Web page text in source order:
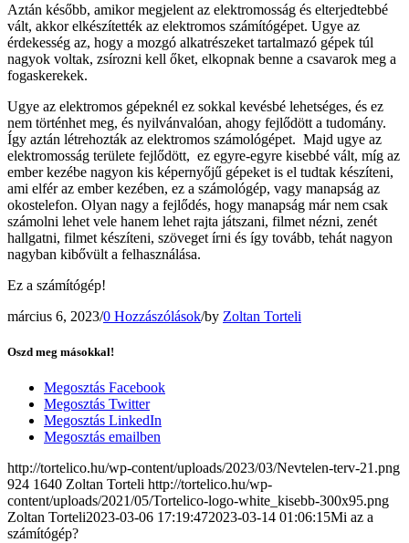
Aztán később, amikor megjelent az elektromosság és elterjedtebbé
vált, akkor elkészítették az elektromos számítógépet. Ugye az
érdekesség az, hogy a mozgó alkatrészeket tartalmazó gépek túl
nagyok voltak, zsírozni kell őket, elkopnak benne a csavarok meg a
fogaskerekek.
Ugye az elektromos gépeknél ez sokkal kevésbé lehetséges, és ez
nem történhet meg, és nyilvánvalóan, ahogy fejlődött a tudomány.
Így aztán létrehozták az elektromos számológépet. Majd ugye az
elektromosság területe fejlődött, ez egyre-egyre kisebbé vált, míg az
ember kezébe nagyon kis képernyőjű gépeket is el tudtak készíteni,
ami elfér az ember kezében, ez a számológép, vagy manapság az
okostelefon. Olyan nagy a fejlődés, hogy manapság már nem csak
számolni lehet vele hanem lehet rajta játszani, filmet nézni, zenét
hallgatni, filmet készíteni, szöveget írni és így tovább, tehát nagyon
nagyban kibővült a felhasználása.
Ez a számítógép!
március 6, 2023/0 Hozzászólások/by Zoltan Torteli
Oszd meg másokkal!
Megosztás Facebook
Megosztás Twitter
Megosztás LinkedIn
Megosztás emailben
http://tortelico.hu/wp-content/uploads/2023/03/Nevtelen-terv-21.png
924 1640 Zoltan Torteli http://tortelico.hu/wp-
content/uploads/2021/05/Tortelico-logo-white_kisebb-300x95.png
Zoltan Torteli2023-03-06 17:19:472023-03-14 01:06:15Mi az a
számítógép?